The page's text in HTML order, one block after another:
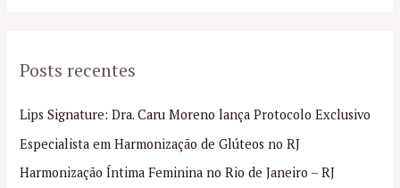
u
s
a
r
Posts recentes
Lips Signature: Dra. Caru Moreno lança Protocolo Exclusivo
Especialista em Harmonização de Glúteos no RJ
Harmonização Íntima Feminina no Rio de Janeiro – RJ